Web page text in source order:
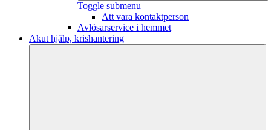
Toggle submenu
Att vara kontaktperson
Avlösarservice i hemmet
Akut hjälp, krishantering